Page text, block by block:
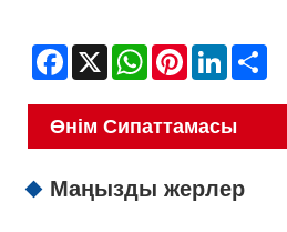
Facebook
X WhatsAppPinterestLinkedIn
Өнім Сипаттамасы
Маңызды жерлер